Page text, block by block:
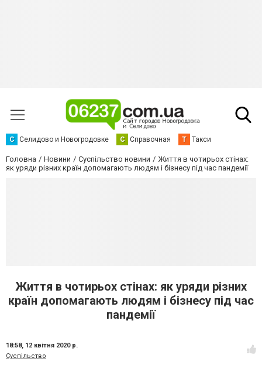
С Селидово и Новогродовке С Справочная Т Такси
Головна Новини Суспільство новини
Життя в чотирьох стінах:
як уряди різних країн допомагають людям і бізнесу під час пандемії
Життя в чотирьох стінах: як уряди різних
країн допомагають людям і бізнесу під час
пандемії
18:58, 12 квітня 2020 р.
Суспільство